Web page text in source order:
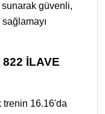
güvenli,
İLAVE
trenin 16.16'da